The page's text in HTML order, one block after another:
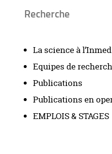
Recherche
La science à l’Inmed
Equipes de
Publications
Publications en
EMPLOIS & STAGES